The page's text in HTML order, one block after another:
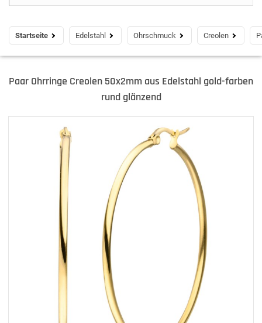
Startseite Edelstahl Ohrschmuck Creolen
Paar Ohrringe Creolen 50x2mm aus Edelstahl gold-farben
rund glänzend